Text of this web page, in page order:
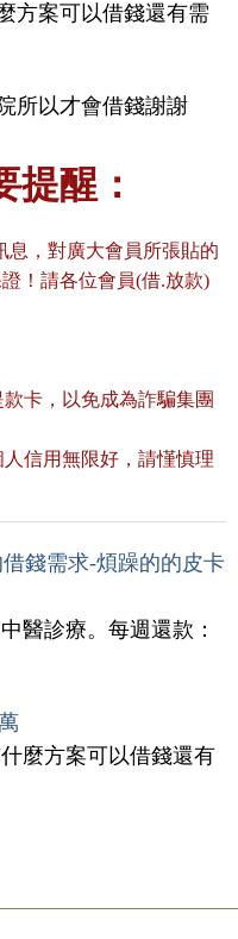
方案可以借錢還有需
所以才會借錢謝謝
提醒：
息，對廣大會員所張貼的
！請各位會員(借.放款)
卡，以免成為詐騙集團
信用無限好，請慬慎理
錢需求-煩躁的的皮卡
醫診療。每週還款：
麼方案可以借錢還有